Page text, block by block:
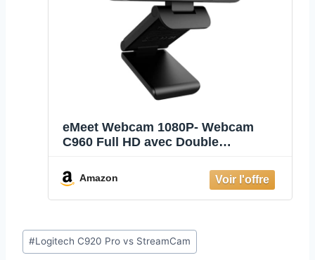
eMeet Webcam 1080P- Webcam
C960 Full HD avec Double
Grand Angle 90 ° avec Correction
Automatique, Plug & Play, caméra
de Streaming pour Linux, Win10,
Amazon
Étiquettes
de
#Logitech C920 Pro vs StreamCam